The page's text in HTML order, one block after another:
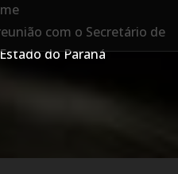
com o Secretário de
do Paraná